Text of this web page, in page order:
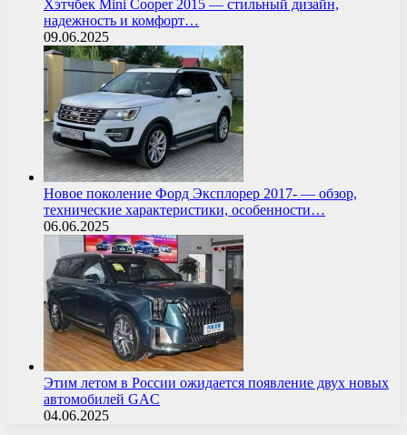
Хэтчбек Mini Cooper 2015 — стильный дизайн,
надежность и комфорт…
09.06.2025
Новое поколение Форд Эксплорер 2017- — обзор,
технические характеристики, особенности…
06.06.2025
Этим летом в России ожидается появление двух новых
автомобилей GAC
04.06.2025